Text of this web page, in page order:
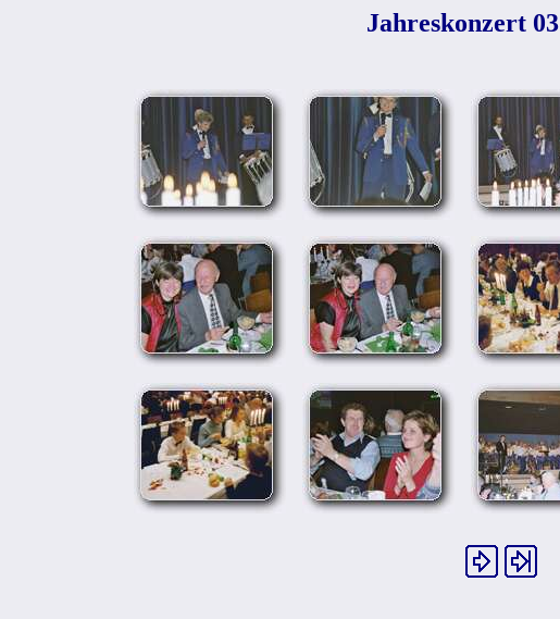
Jahreskonzert 03